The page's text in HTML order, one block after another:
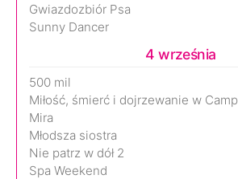
Gwiazdozbiór Psa
Sunny Dancer
4 września
500 mil
Miłość, śmierć i dojrzewanie w
Mira
Młodsza siostra
Nie patrz w dół 2
Spa Weekend